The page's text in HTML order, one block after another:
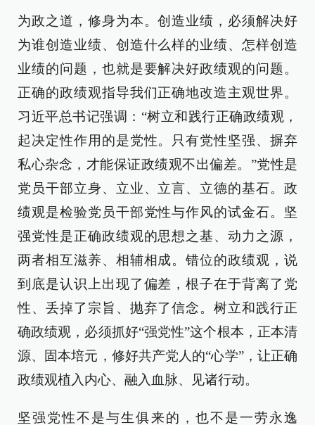
为政之道，修身为本。创造业绩，必须解决好
为谁创造业绩、创造什么样的业绩、怎样创造
业绩的问题，也就是要解决好政绩观的问题。
正确的政绩观指导我们正确地改造主观世界。
习近平总书记强调：“树立和践行正确政绩观，
起决定性作用的是党性。只有党性坚强、摒弃
私心杂念，才能保证政绩观不出偏差。”党性是
党员干部立身、立业、立言、立德的基石。政
绩观是检验党员干部党性与作风的试金石。坚
强党性是正确政绩观的思想之基、动力之源，
两者相互滋养、相辅相成。错位的政绩观，说
到底是认识上出现了偏差，根子在于背离了党
性、丢掉了宗旨、抛弃了信念。树立和践行正
确政绩观，必须抓好“强党性”这个根本，正本清
源、固本培元，修好共产党人的“心学”，让正确
政绩观植入内心、融入血脉、见诸行动。
坚强党性不是与生俱来的，也不是一劳永逸